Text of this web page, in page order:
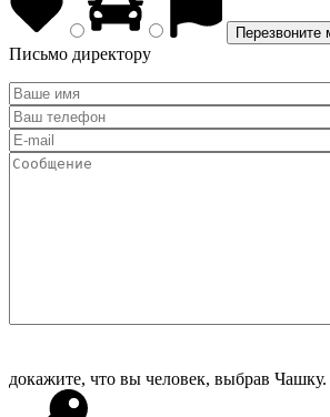
Письмо директору
докажите, что вы человек, выбрав Чашку.